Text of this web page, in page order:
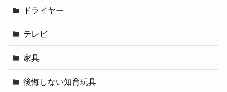
ドライヤー
テレビ
家具
後悔しない知育玩具